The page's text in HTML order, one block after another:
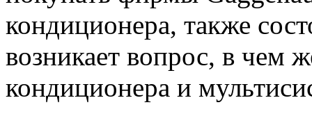
кондиционера, также
возникает вопрос, в чем
кондиционера и